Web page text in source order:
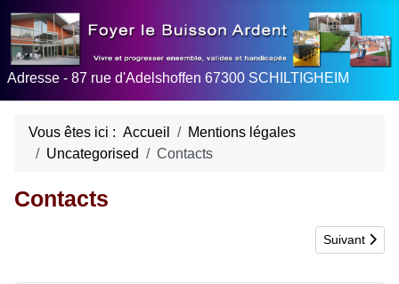
Adresse - 87 rue d'Adelshoffen 67300 SCHILTIGHEIM
Vous êtes ici : Accueil
Mentions légales
Uncategorised
Contacts
Contacts
Article
Suivant